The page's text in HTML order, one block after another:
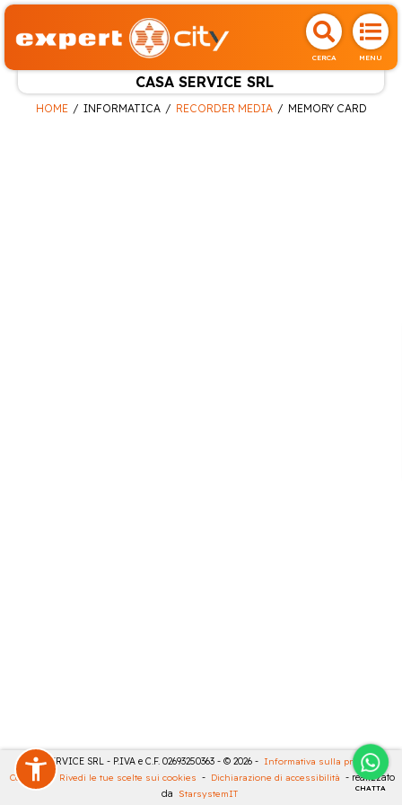
CERCA MENU
CASA SERVICE SRL
CHATTA
HOME INFORMATICA RECORDER MEDIA MEMORY CARD
CASA SERVICE SRL - P.IVA e C.F. 02693250363 - © 2026 - Informativa sulla privacy -
Cookies
- Rivedi le tue scelte sui cookies - Dichiarazione di accessibilità - realizzato
da StarsystemIT